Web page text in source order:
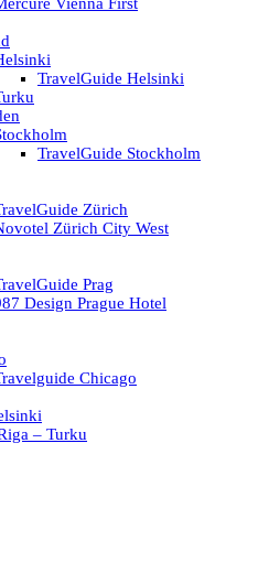
TravelGuide Helsinki
TravelGuide Stockholm
Zürich
Zürich City West
Prag
Design Prague Hotel
Chicago
– Turku